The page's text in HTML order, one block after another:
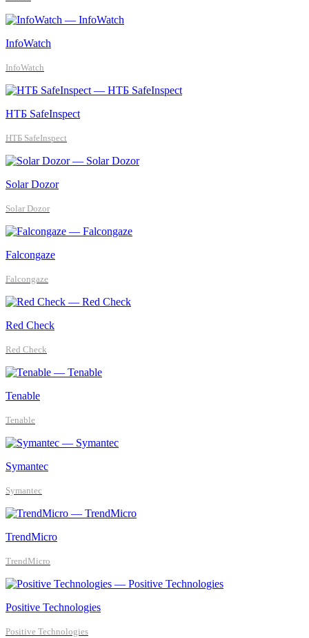
InfoWatch
InfoWatch
НТБ SafeInspect
НТБ SafeInspect
Solar Dozor
Solar Dozor
Falcongaze
Falcongaze
Red Check
Red Check
Tenable
Tenable
Symantec
Symantec
TrendMicro
TrendMicro
Positive Technologies
Positive Technologies